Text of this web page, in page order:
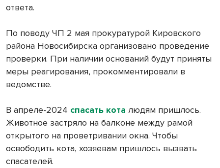
ответа.
По поводу ЧП 2 мая прокуратурой Кировского
района Новосибирска организовано проведение
проверки. При наличии оснований будут приняты
меры реагирования, прокомментировали в
ведомстве.
В апреле-2024 спасать кота людям пришлось.
Животное застряло на балконе между рамой
открытого на проветривании окна. Чтобы
освободить кота, хозяевам пришлось вызвать
спасателей.